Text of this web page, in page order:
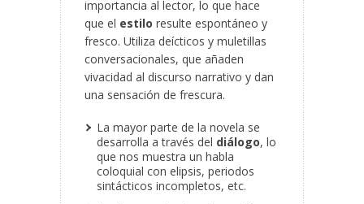
importancia al lector, lo que hace
que el estilo resulte espontáneo y
fresco. Utiliza deícticos y muletillas
conversacionales, que añaden
vivacidad al discurso narrativo y dan
una sensación de frescura.
La mayor parte de la novela se
desarrolla a través del diálogo, lo
que nos muestra un habla
coloquial con elipsis, periodos
sintácticos incompletos, etc.